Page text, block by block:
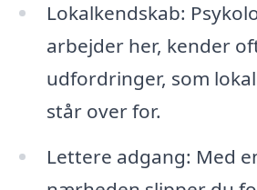
Lokalkendskab:
arbejder her, kender
udfordringer, som
står over for.
Lettere adgang: Med